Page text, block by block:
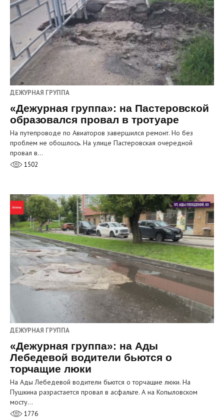
ДЕЖУРНАЯ ГРУППА
«Дежурная группа»: на Пастеровской
образовался провал в тротуаре
На путепроводе по Авиаторов завершился ремонт. Но без
проблем не обошлось. На улице Пастеровская очередной
провал в…
1502
ДЕЖУРНАЯ ГРУППА
«Дежурная группа»: на Ады
Лебедевой водители бьются о
торчащие люки
На Ады Лебедевой водители бьются о торчащие люки. На
Пушкина разрастается провал в асфальте. А на Копыловском
мосту…
1776